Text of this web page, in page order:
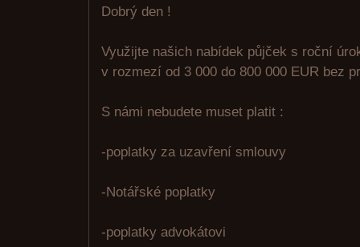
Dobrý den !
Využijte našich nabídek půjček s roční
v rozmezí od 3 000 do 800 000 EUR bez
S námi nebudete muset platit :
-poplatky za uzavření smlouvy
-Notářské poplatky
-poplatky advokátovi